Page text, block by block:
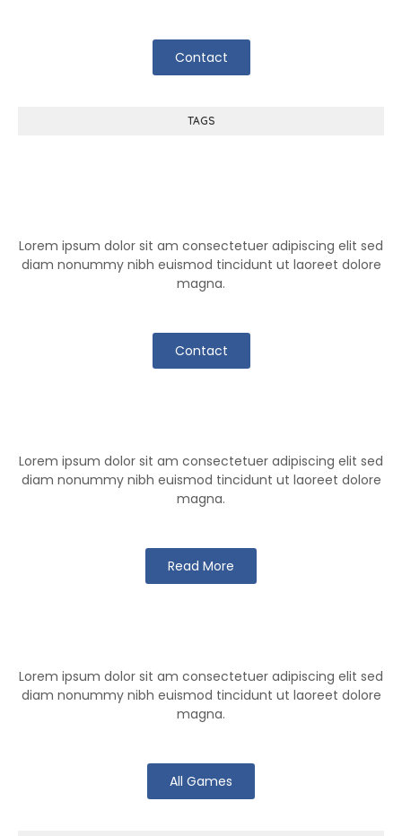
Contact
TAGS
Lorem ipsum dolor sit am consectetuer adipiscing elit sed
diam nonummy nibh euismod tincidunt ut laoreet dolore
magna.
Contact
Lorem ipsum dolor sit am consectetuer adipiscing elit sed
diam nonummy nibh euismod tincidunt ut laoreet dolore
magna.
Read More
Lorem ipsum dolor sit am consectetuer adipiscing elit sed
diam nonummy nibh euismod tincidunt ut laoreet dolore
magna.
All Games